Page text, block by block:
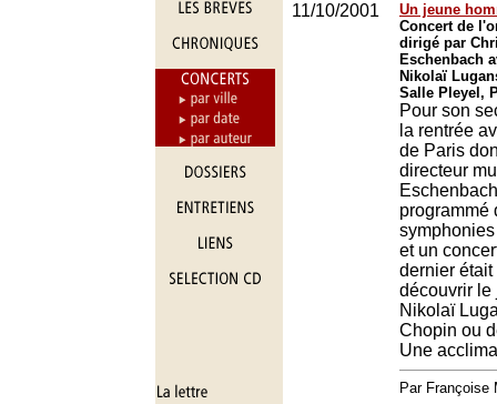
11/10/2001
Un jeune
Concert de
dirigé par
Eschenbach
Nikolaï
Salle Pleyel,
Pour son
la rentrée
de Paris
directeur
programmé
et un
dernier
découvrir le
Nikolaï
Chopin ou
Une
Par Françoise